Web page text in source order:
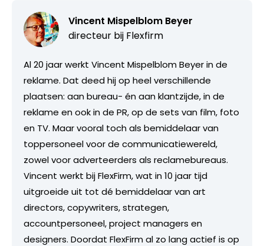
Vincent Mispelblom Beyer
directeur bij Flexfirm
Al 20 jaar werkt Vincent Mispelblom Beyer in de
reklame. Dat deed hij op heel verschillende
plaatsen: aan bureau- én aan klantzijde, in de
reklame en ook in de PR, op de sets van film, foto
en TV. Maar vooral toch als bemiddelaar van
toppersoneel voor de communicatiewereld,
zowel voor adverteerders als reclamebureaus.
Vincent werkt bij FlexFirm, wat in 10 jaar tijd
uitgroeide uit tot dé bemiddelaar van art
directors, copywriters, strategen,
accountpersoneel, project managers en
designers. Doordat FlexFirm al zo lang actief is op